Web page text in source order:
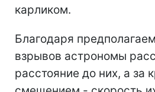
карликом.
Благодаря
взрывов астрономы
расстояние до них, а за